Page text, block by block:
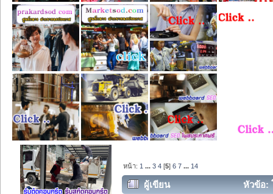
หน้า: 1 ...3 4 [5]6 7 ... 14
ผู้เขียน
หัวข้อ: